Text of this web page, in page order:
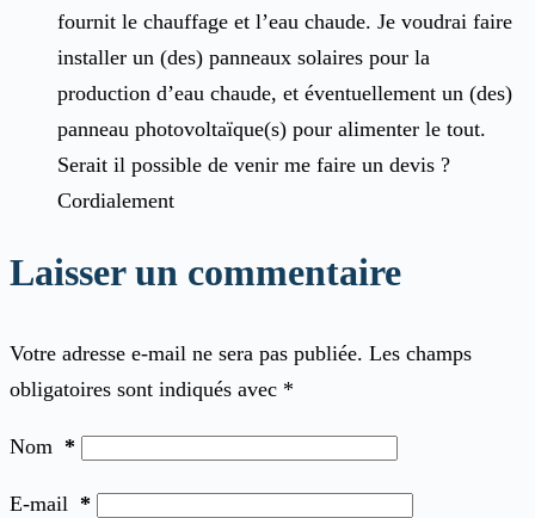
fournit le chauffage et l’eau chaude. Je voudrai faire
installer un (des) panneaux solaires pour la
production d’eau chaude, et éventuellement un (des)
panneau photovoltaïque(s) pour alimenter le tout.
Serait il possible de venir me faire un devis ?
Cordialement
Laisser un commentaire
Votre adresse e-mail ne sera pas publiée. Les champs
obligatoires sont indiqués avec *
Nom *
E-mail *